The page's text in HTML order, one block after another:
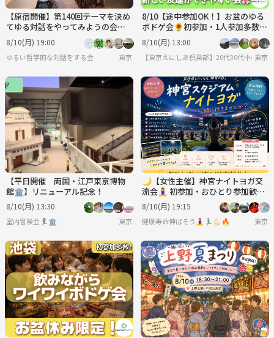
【原宿開催】第140回テーマを決め
てゆる対話をやってみようの会
（人は環境で変われるのか？）
8/10(月) 19:00
ゆるい哲学的な対話をする会 東京
8/10【途中参加OK！】お盆のゆる
ボドゲ会🌻初参加・1人参加多数
✨夏の交流イベント♫
8/10(月) 13:00
【東京えにしあ倶楽部】20代30代中心！
東京
【平日開催 両国・江戸東京博物
館🏛️】リニューアル記念！
8/10(月) 13:30
室内冒険会🏃‍♀️🏛 東京
🌙【女性主催】神宮ナイトヨガ交
流会🧘‍♀️ 初参加・おひとり参加歓迎
✨
8/10(月) 19:15
健康寿命伸ばそう🧘‍♀️🏃‍♂️💪🏻🔥 東京